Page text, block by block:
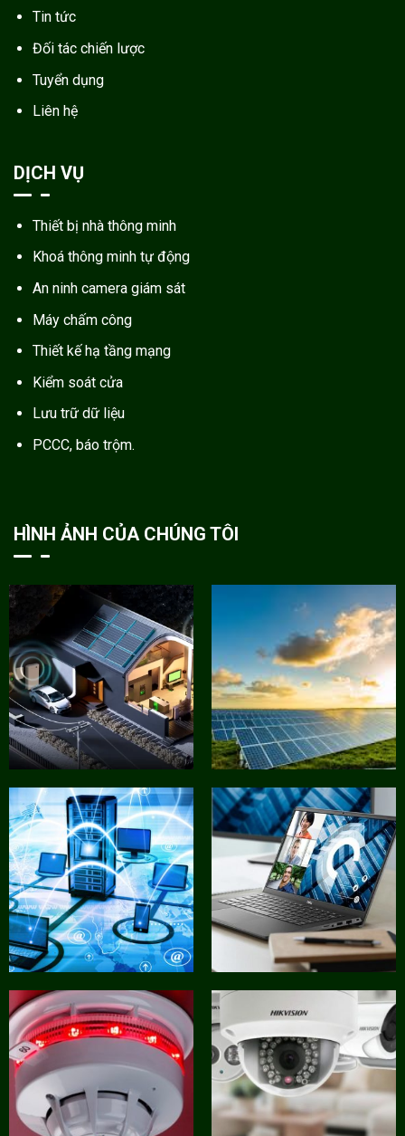
Tin tức
Đối tác chiến lược
Tuyển dụng
Liên hệ
DỊCH VỤ
Thiết bị nhà thông minh
Khoá thông minh tự động
An ninh camera giám sát
Máy chấm công
Thiết kế hạ tầng mạng
Kiểm soát cửa
Lưu trữ dữ liệu
PCCC, báo trộm.
HÌNH ẢNH CỦA CHÚNG TÔI